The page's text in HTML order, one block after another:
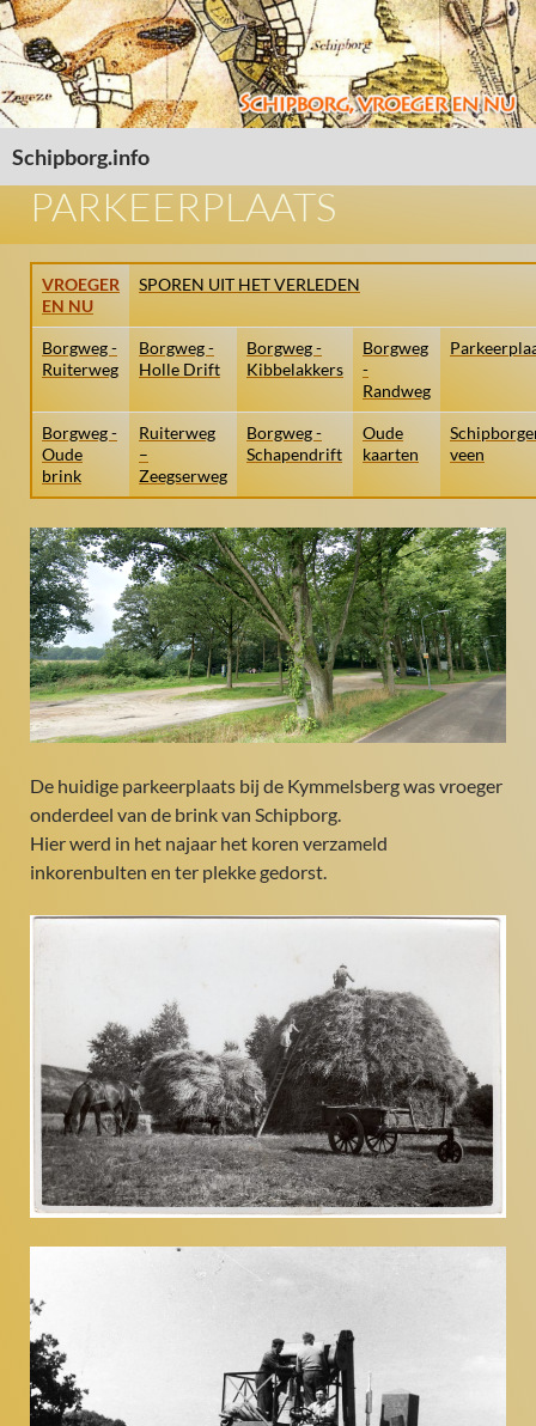
Schipborg.info
SPRING NAAR INHOUD
PARKEERPLAATS
VROEGER
EN NU
SPOREN UIT HET VERLEDEN
Borgweg -
Ruiterweg
Borgweg -
Holle Drift
Borgweg -
Kibbelakkers
Borgweg
-
Randweg
Borgweg -
Oude
brink
Ruiterweg
–
Zeegserweg
Borgweg -
Schapendrift
Oude
kaarten
veen
De huidige parkeerplaats bij de Kymmelsberg was vroeger
onderdeel van de brink van Schipborg.
Hier werd in het najaar het koren verzameld
inkorenbulten en ter plekke gedorst.